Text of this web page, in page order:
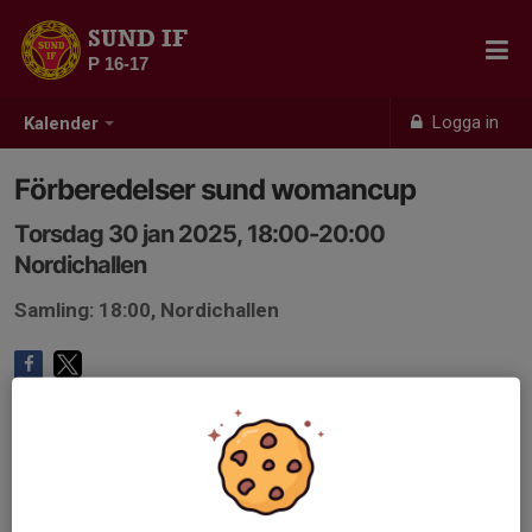
Kalender Logga in
SUND IF
P 16-17
Förberedelser sund womancup
Torsdag 30 jan 2025, 18:00-20:00
Nordichallen
Samling: 18:00, Nordichallen